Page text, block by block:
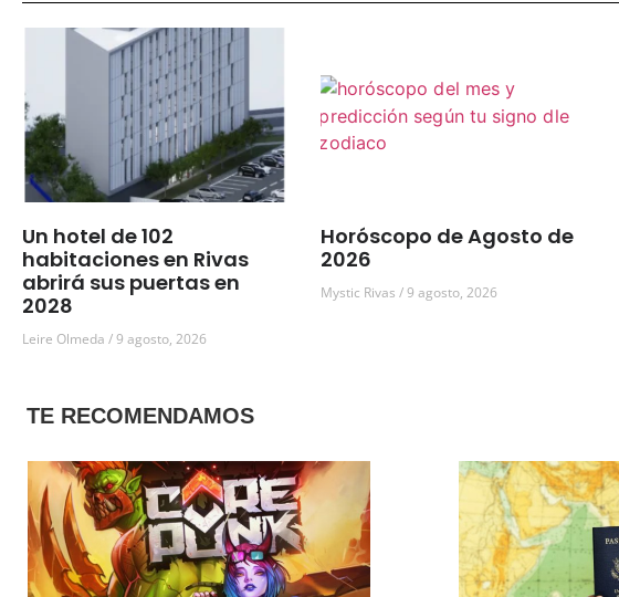
Un hotel de 102
habitaciones en Rivas
abrirá sus puertas en
2028
Leire Olmeda 9 agosto, 2026
Horóscopo de Agosto de
2026
Mystic Rivas 9 agosto, 2026
TE RECOMENDAMOS